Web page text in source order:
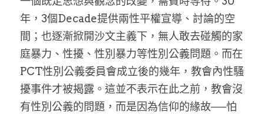
年，3個Decade提供兩性平權宣導、討論的空
間；也逐漸掀開沙文主義下，無人敢去碰觸的家
庭暴力、性擾、性別暴力等性別公義問題。而在
PCT性別公義委員會成立後的幾年，教會內性騷
擾事件才被揭露。這並不表示在此之前，教會沒
有性別公義的問題，而是因為信仰的緣故──怕